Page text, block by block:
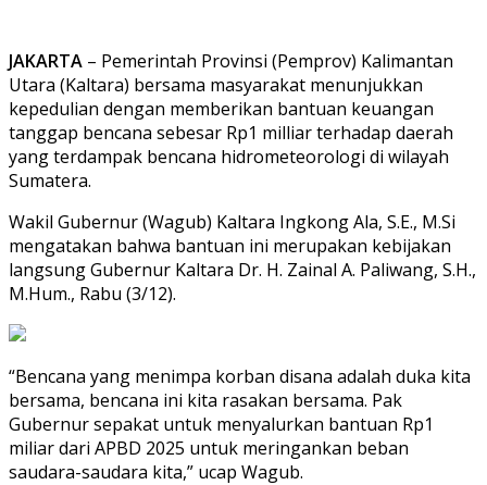
JAKARTA – Pemerintah Provinsi (Pemprov) Kalimantan
Utara (Kaltara) bersama masyarakat menunjukkan
kepedulian dengan memberikan bantuan keuangan
tanggap bencana sebesar Rp1 milliar terhadap daerah
yang terdampak bencana hidrometeorologi di wilayah
Sumatera.
Wakil Gubernur (Wagub) Kaltara Ingkong Ala, S.E., M.Si
mengatakan bahwa bantuan ini merupakan kebijakan
langsung Gubernur Kaltara Dr. H. Zainal A. Paliwang, S.H.,
M.Hum., Rabu (3/12).
“Bencana yang menimpa korban disana adalah duka kita
bersama, bencana ini kita rasakan bersama. Pak
Gubernur sepakat untuk menyalurkan bantuan Rp1
miliar dari APBD 2025 untuk meringankan beban
saudara-saudara kita,” ucap Wagub.